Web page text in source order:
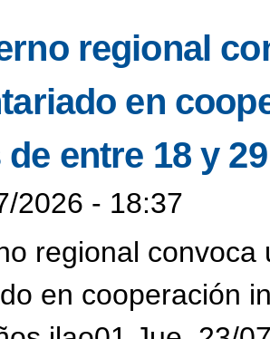
regional
en
entre 18 y
2026 - 18:37
regional
en cooperación